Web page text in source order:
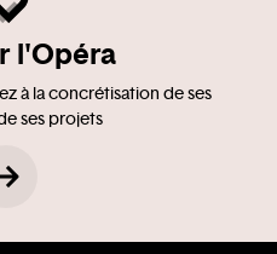
l'Opéra
à la concrétisation de ses
ses projets